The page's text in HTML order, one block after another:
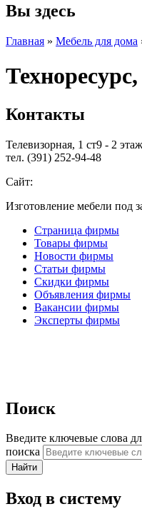
Вы здесь
Главная » Мебель для дома
Контакты
Телевизорная, 1 ст9 - 2
тел. (391) 252-94-48
Сайт:
Изготовление мебели под
Страница фирмы
Товары фирмы
Новости фирмы
Статьи фирмы
Скидки фирмы
Объявления фирмы
Вакансии фирмы
Эксперты фирмы
Поиск
Введите ключевые слова
поиска
Вход в систему